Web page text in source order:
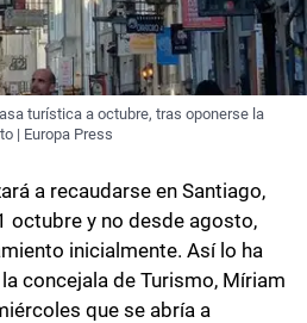
turística a octubre, tras oponerse la
| Europa Press
a recaudarse en Santiago,
octubre y no desde agosto,
inicialmente. Así lo ha
concejala de Turismo, Míriam
que se abría a